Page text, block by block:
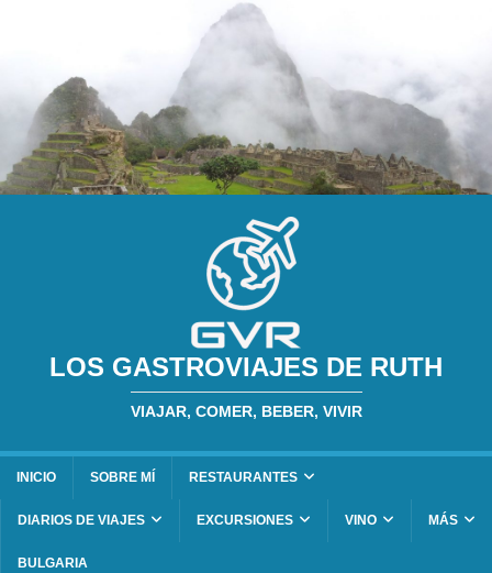
LOS GASTROVIAJES DE RUTH
VIAJAR, COMER, BEBER, VIVIR
INICIO SOBRE MÍ RESTAURANTES
DIARIOS DE VIAJES EXCURSIONES VINO MÁS
BULGARIA